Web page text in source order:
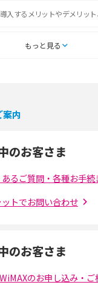
入するメリットやデメリッ
徴や選び方、使い方をわかり
は？種類ごとの特徴や選び方
用を始める手順は？設備状況
法をわかりやすく解説！事前に
・デメリットや接続方法を解説
もっと見る
案内
のお客さま
るご質問・各種お手続
トでお問い合わせ
のお客さま
のお申し込み・ご